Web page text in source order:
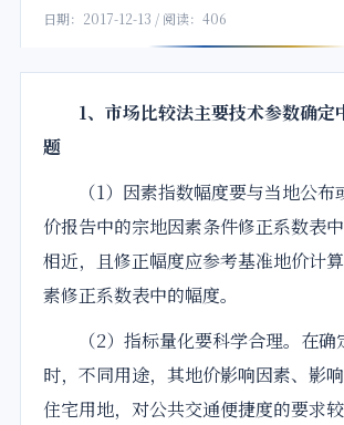
日期：2017-12-13 / 阅读：406
1、市场比较法主要技术参数确定
题
（1）因素指数幅度要与当地公布
价报告中的宗地因素条件修正系数表
相近，且修正幅度应参考基准地价计
素修正系数表中的幅度。
（2）指标量化要科学合理。在确
时，不同用途，其地价影响因素、影
住宅用地，对公共交通便捷度的要求